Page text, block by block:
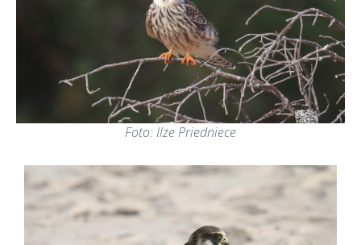
Foto: Ilze Priedniece